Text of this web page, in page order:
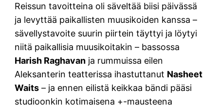
Reissun tavoitteina oli säveltää biisi päivässä
ja levyttää paikallisten muusikoiden kanssa –
sävellystavoite suurin piirtein täyttyi ja löytyi
niitä paikallisia muusikoitakin – bassossa
Harish Raghavan ja rummuissa eilen
Aleksanterin teatterissa ihastuttanut Nasheet
Waits – ja ennen eilistä keikkaa bändi pääsi
studioonkin kotimaisena +-mausteena